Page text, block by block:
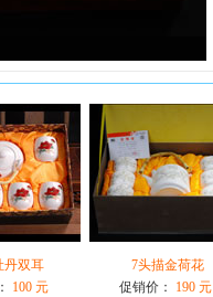
丹双耳
100 元
7头描金荷花
促销价：
190 元